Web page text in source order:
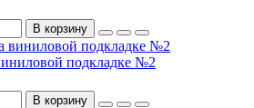
В корзину
подкладке №2
В корзину